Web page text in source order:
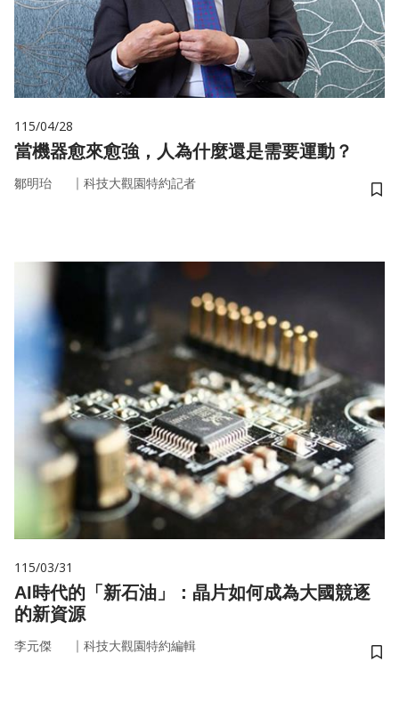
115/04/28
當機器愈來愈強，人為什麼還是需要運動？
鄒明珆 ｜ 科技大觀園特約記者
儲
115/03/31
AI時代的「新石油」：晶片如何成為大國競逐
的新資源
李元傑 ｜ 科技大觀園特約編輯
儲